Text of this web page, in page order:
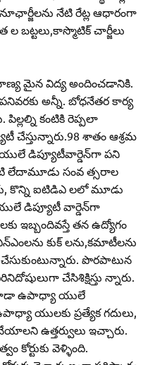
నేటి రేట్ల ఆధారంగా
బట్టలు,కాస్మొటిక్‌ చార్జీలు
మైన విద్య అందించడానికి.
పనివరకు అన్నీ. బోధనేతర కార్య
పిల్లల్ని కంటికి రెప్పలా
చేస్తున్నారు.98 శాతం ఆశ్రమ
డిప్యూటీవార్డెన్‌గా పని
లేదామూడు సంవ త్సరాల
కొన్ని ఐటిడిఎ లలో మూడు
డిప్యూటీ వార్డెన్‌గా
ఇబ్బందివస్తే తన ఉద్యోగం
కుక్‌ లను,కమాటీలను
పొరపాటున
చేసిశిక్షిస్తు న్నారు.
ఉపాధ్యా యులే
యులకు ప్రత్యేక గదులు,
ఉత్తర్వులు ఇచ్చారు.
కోర్టుకు వెళ్ళింది.